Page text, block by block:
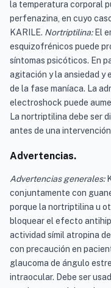
la temperatura corporal
perfenazina, en cuyo
KARILE. Nortriptilina:El
esquizofrénicos puede
síntomas psicóticos. En
agitación y la ansiedad y
de la fase maníaca. La
electroshock puede
La nortriptilina debe ser
antes de una
Advertencias.
Advertencias generales:
conjuntamente con
porque la nortriptilina u
bloquear el efecto
actividad símil atropina
con precaución en
glaucoma de ángulo
intraocular. Debe ser